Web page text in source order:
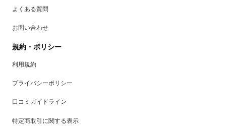
よくある質問
お問い合わせ
規約・ポリシー
利用規約
プライバシーポリシー
口コミガイドライン
特定商取引に関する表示